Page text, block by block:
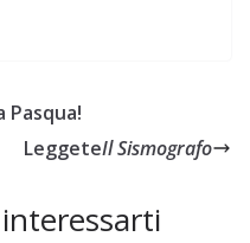
Pasqua!
LeggeteIl Sismografo